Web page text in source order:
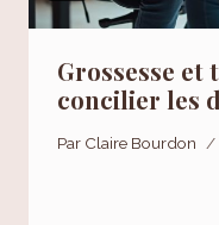
Grossesse et
concilier les
Par Claire Bourdon